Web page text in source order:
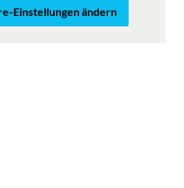
Einstellungen ändern